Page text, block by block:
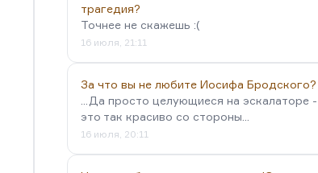
трагедия?
Точнее не скажешь :(
16 июля, 21:11
За что вы не любите Иосифа Бродского?
...Да просто целующиеся на эскалаторе -
это так красиво со стороны...
16 июля, 20:11